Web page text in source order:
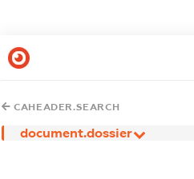
CAHEADER.SEARCH
document.dossier